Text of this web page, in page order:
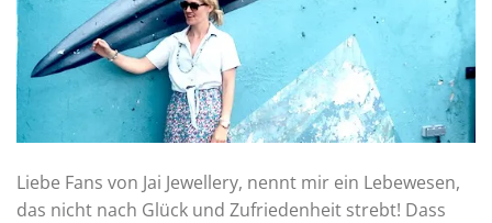
Liebe Fans von Jai Jewellery, nennt mir ein Lebewesen,
das nicht nach Glück und Zufriedenheit strebt! Dass